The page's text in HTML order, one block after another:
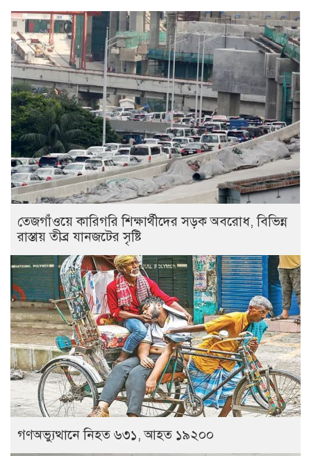
তেজগাঁওয়ে কারিগরি শিক্ষার্থীদের সড়ক অবরোধ, বিভিন্ন
রাস্তায় তীব্র যানজটের সৃষ্টি
গণঅভ্যুত্থানে নিহত ৬৩১, আহত ১৯২০০